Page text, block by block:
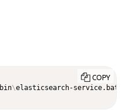
bin\elasticsearch-service.bat stop
COPY